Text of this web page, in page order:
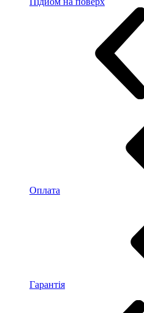
Оплата
Гарантія